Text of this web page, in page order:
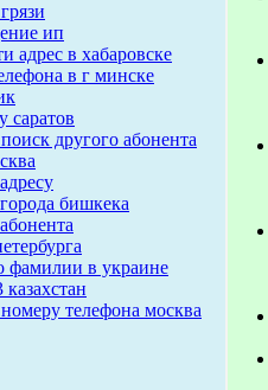
ип
адрес в хабаровске
в г минске
саратов
другого абонента
бишкека
фамилии в украине
телефона москва